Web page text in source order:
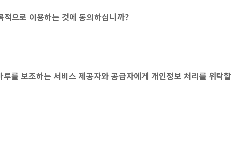
으로 이용하는 것에 동의하십니까?
를 보조하는 서비스 제공자와 공급자에게 개인정보 처리를 위탁할